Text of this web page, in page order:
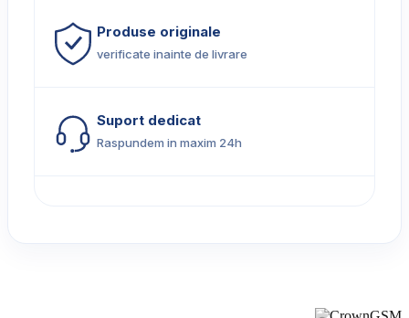
Produse originale
verificate inainte de livrare
Suport dedicat
Raspundem in maxim 24h